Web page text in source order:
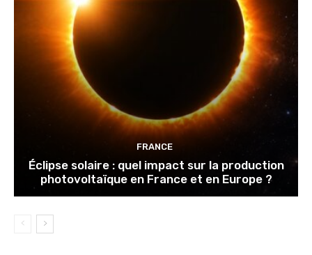
FRANCE
Éclipse solaire : quel impact sur la production
photovoltaïque en France et en Europe ?